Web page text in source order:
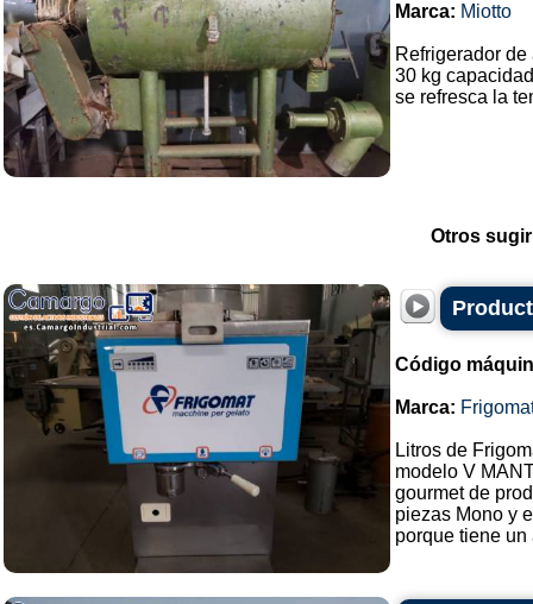
Marca: Miotto
Refrigerador
30 kg
se refresca la
Otros
Código
Marca:
Litros de
modelo V
gourmet de
piezas Mono y
porque tiene